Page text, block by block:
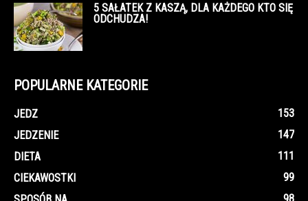
5 SAŁATEK Z KASZĄ, DLA KAŻDEGO KTO SIĘ
ODCHUDZA!
POPULARNE KATEGORIE
JEDZ
153
JEDZENIE
147
DIETA
111
CIEKAWOSTKI
99